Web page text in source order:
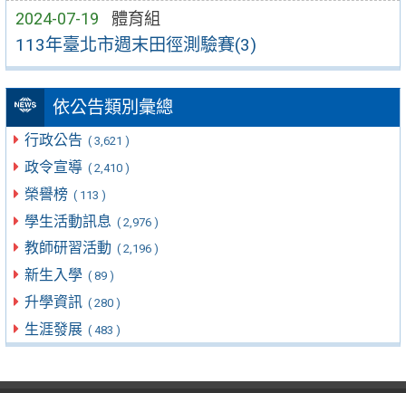
2024-07-19 體育組
113年臺北市週末田徑測驗賽(3)
依公告類別彙總
行政公告 ( 3,621 )
政令宣導 ( 2,410 )
榮譽榜 ( 113 )
學生活動訊息 ( 2,976 )
教師研習活動 ( 2,196 )
新生入學 ( 89 )
升學資訊 ( 280 )
生涯發展 ( 483 )